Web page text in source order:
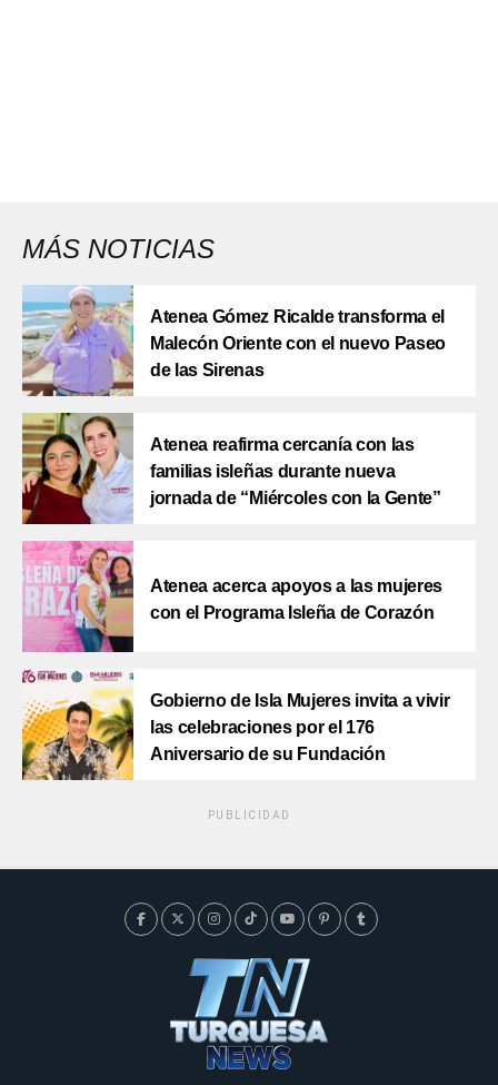
MÁS NOTICIAS
Atenea Gómez Ricalde transforma el
Malecón Oriente con el nuevo Paseo
de las Sirenas
Atenea reafirma cercanía con las
familias isleñas durante nueva
jornada de “Miércoles con la Gente”
Atenea acerca apoyos a las mujeres
con el Programa Isleña de Corazón
Gobierno de Isla Mujeres invita a vivir
las celebraciones por el 176
Aniversario de su Fundación
PUBLICIDAD